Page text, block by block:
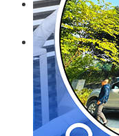
Tìm kiếm:
Tìm kiếm: